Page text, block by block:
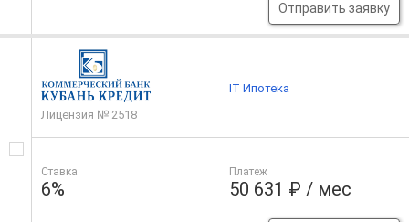
Отправить заявку
Лицензия № 2518
Ставка
6%
Платеж
50 631 ₽ / мес
IT Ипотека